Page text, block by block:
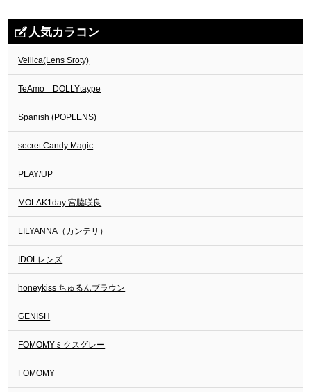
人気カラコン
Vellica(Lens Sroty)
TeAmo DOLLYtaype
Spanish (POPLENS)
secret Candy Magic
PLAY/UP
MOLAK1day 宮脇咲良
LILYANNA（カンテリ）
IDOLレンズ
honeykiss ちゅるんブラウン
GENISH
FOMOMYミクスグレー
FOMOMY